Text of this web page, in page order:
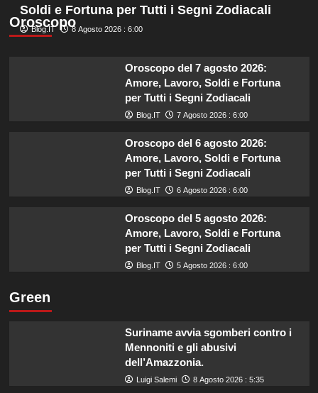
Oroscopo
Soldi e Fortuna per Tutti i Segni Zodiacali
Blog.IT 8 Agosto 2026 : 6:00
Oroscopo del 7 agosto 2026:
Amore, Lavoro, Soldi e Fortuna
per Tutti i Segni Zodiacali
Blog.IT 7 Agosto 2026 : 6:00
Oroscopo del 6 agosto 2026:
Amore, Lavoro, Soldi e Fortuna
per Tutti i Segni Zodiacali
Blog.IT 6 Agosto 2026 : 6:00
Oroscopo del 5 agosto 2026:
Amore, Lavoro, Soldi e Fortuna
per Tutti i Segni Zodiacali
Blog.IT 5 Agosto 2026 : 6:00
Green
Suriname avvia sgomberi contro i
Mennoniti e gli abusivi
dell’Amazzonia.
Luigi Salemi 8 Agosto 2026 : 5:35